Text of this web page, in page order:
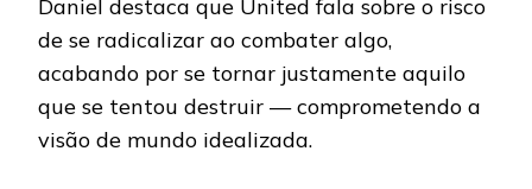
Daniel destaca que United fala sobre o risco
de se radicalizar ao combater algo,
acabando por se tornar justamente aquilo
que se tentou destruir — comprometendo a
visão de mundo idealizada.